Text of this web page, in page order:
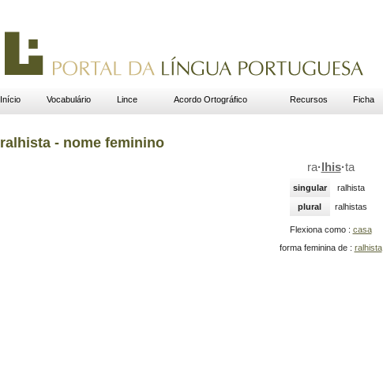
Início Vocabulário Lince Acordo Ortográfico Recursos Ficha
ralhista - nome feminino
ra· lhis·ta
singular
ralhista
plural
ralhistas
Flexiona como : casa
forma feminina de : ralhista